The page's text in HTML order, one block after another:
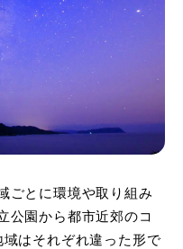
ごとに環境や取り組み
公園から都市近郊のコ
はそれぞれ違った形で